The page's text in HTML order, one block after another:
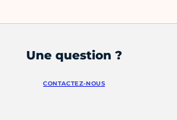
Une question ?
CONTACTEZ-NOUS